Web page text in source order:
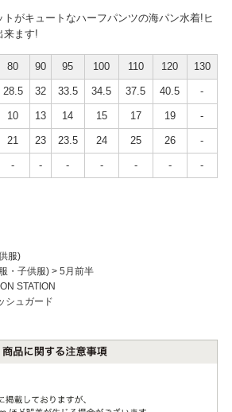
がキュートなハーフパンツの海パン水着!ヒ
来ます!
80 90 95 100 110 120 130
28.5 32 33.5 34.5 37.5 40.5 -
10 13 14 15 17 19 -
21 23 23.5 24 25 26 -
- - - - - - -
服)
・子供服)> 5月前半
STATION
シュガード